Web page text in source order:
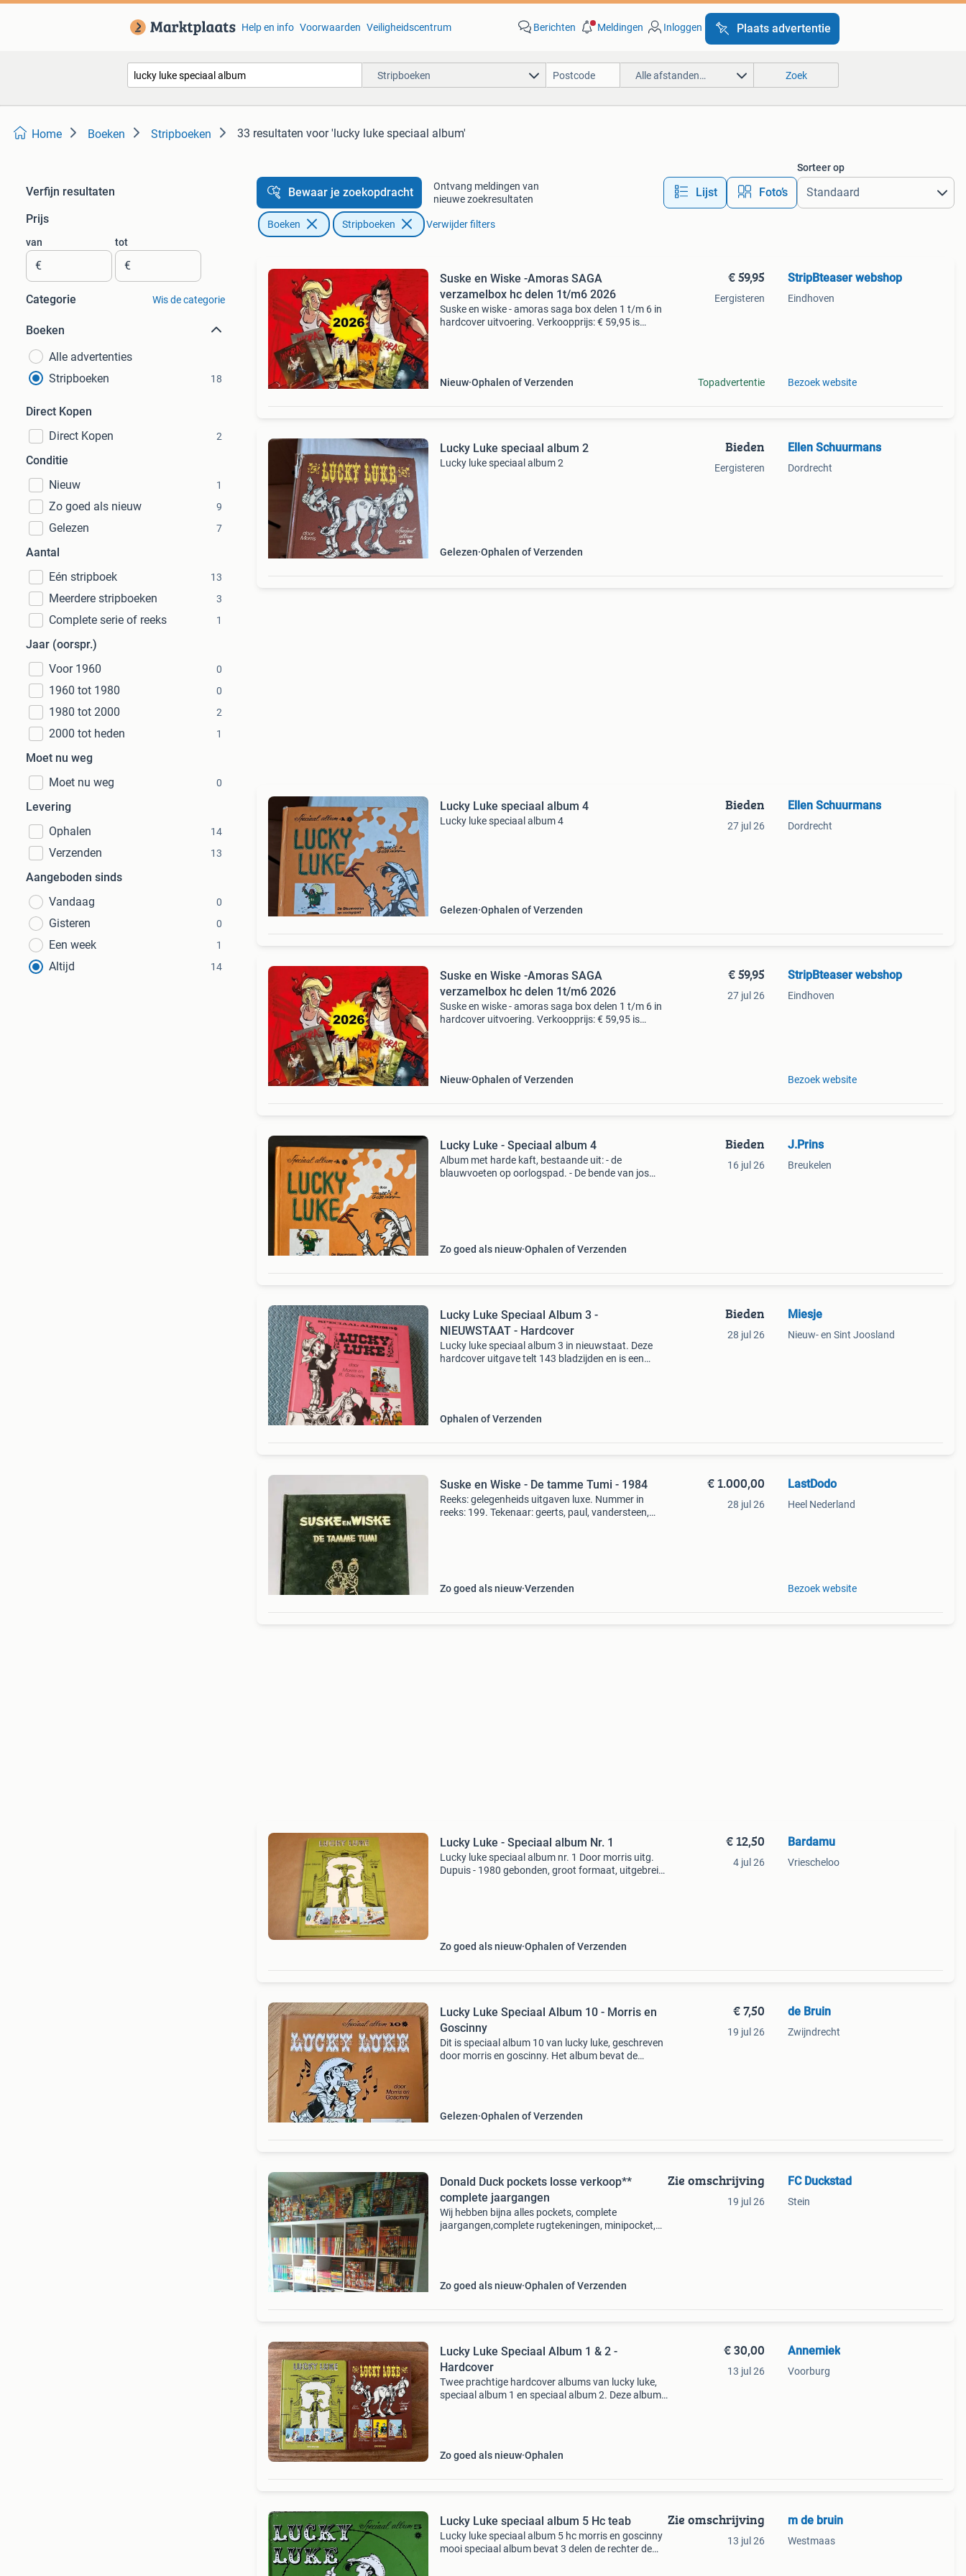
Help en info Voorwaarden Veiligheidscentrum Berichten Meldingen Inloggen Plaats advertentie
Stripboeken Alle afstanden… Zoek
Home Boeken Stripboeken 33 resultaten voor 'lucky luke speciaal album'
Verfijn resultaten
Prijs
van
€
tot
€
Categorie Wis de categorie
Boeken
Alle advertenties
Stripboeken
18
Direct Kopen
Direct Kopen
2
Conditie
Nieuw
1
Zo goed als nieuw 9
Gelezen 7
Aantal
Eén stripboek
13
Meerdere stripboeken 3
Complete serie of reeks 1
Jaar (oorspr.)
Voor 1960
0
1960 tot 1980 0
1980 tot 2000 2
2000 tot heden 1
Moet nu weg
Moet nu weg
0
Levering
Ophalen
14
Verzenden 13
Aangeboden sinds
Vandaag
0
Gisteren 0
Een week 1
Altijd 14
Bewaar je zoekopdracht
Ontvang meldingen van
nieuwe zoekresultaten
Lijst Foto’s
Sorteer op
Boeken Stripboeken Verwijder filters
Suske en Wiske -Amoras SAGA
verzamelbox hc delen 1t/m6 2026
Suske en wiske - amoras saga box delen 1 t/m 6 in
hardcover uitvoering. Verkoopprijs: € 59,95 is
Nieuw Ophalen of Verzenden
€ 59,95
Eergisteren
Topadvertentie
StripBteaser webshop
Eindhoven
Bezoek website
Lucky Luke speciaal album 2
Lucky luke speciaal album 2
Gelezen Ophalen of Verzenden
Bieden
Eergisteren
Ellen Schuurmans
Dordrecht
Lucky Luke speciaal album 4
Lucky luke speciaal album 4
Gelezen Ophalen of Verzenden
Bieden
27 jul 26
Ellen Schuurmans
Dordrecht
Suske en Wiske -Amoras SAGA
verzamelbox hc delen 1t/m6 2026
Suske en wiske - amoras saga box delen 1 t/m 6 in
hardcover uitvoering. Verkoopprijs: € 59,95 is
Nieuw Ophalen of Verzenden
€ 59,95
27 jul 26
StripBteaser webshop
Eindhoven
Bezoek website
Lucky Luke - Speciaal album 4
Album met harde kaft, bestaande uit: - de
blauwvoeten op oorlogspad. - De bende van jos
Zo goed als nieuw Ophalen of Verzenden
Bieden
16 jul 26
J.Prins
Breukelen
Lucky Luke Speciaal Album 3 -
NIEUWSTAAT - Hardcover
Lucky luke speciaal album 3 in nieuwstaat. Deze
hardcover uitgave telt 143 bladzijden en is een
Ophalen of Verzenden
Bieden
28 jul 26
Miesje
Nieuw- en Sint Joosland
Suske en Wiske - De tamme Tumi - 1984
Reeks: gelegenheids uitgaven luxe. Nummer in
reeks: 199. Tekenaar: geerts, paul, vandersteen,
Zo goed als nieuw Verzenden
€ 1.000,00
28 jul 26
LastDodo
Heel Nederland
Bezoek website
Lucky Luke - Speciaal album Nr. 1
Lucky luke speciaal album nr. 1 Door morris uitg.
Dupuis - 1980 gebonden, groot formaat, uitgebreid
Zo goed als nieuw Ophalen of Verzenden
€ 12,50
4 jul 26
Bardamu
Vriescheloo
Lucky Luke Speciaal Album 10 - Morris en
Goscinny
Dit is speciaal album 10 van lucky luke, geschreven
door morris en goscinny. Het album bevat de
Gelezen Ophalen of Verzenden
€ 7,50
19 jul 26
de Bruin
Zwijndrecht
Donald Duck pockets losse verkoop**
complete jaargangen
Wij hebben bijna alles pockets, complete
jaargangen,complete rugtekeningen, minipocket,
Zo goed als nieuw Ophalen of Verzenden
Zie omschrijving
19 jul 26
FC Duckstad
Stein
Lucky Luke Speciaal Album 1 & 2 -
Hardcover
Twee prachtige hardcover albums van lucky luke,
speciaal album 1 en speciaal album 2. Deze albums
Zo goed als nieuw Ophalen
€ 30,00
13 jul 26
Annemiek
Voorburg
Lucky Luke speciaal album 5 Hc teab
Lucky luke speciaal album 5 hc morris en goscinny
mooi speciaal album bevat 3 delen de rechter de
Zie omschrijving
13 jul 26
m de bruin
Westmaas